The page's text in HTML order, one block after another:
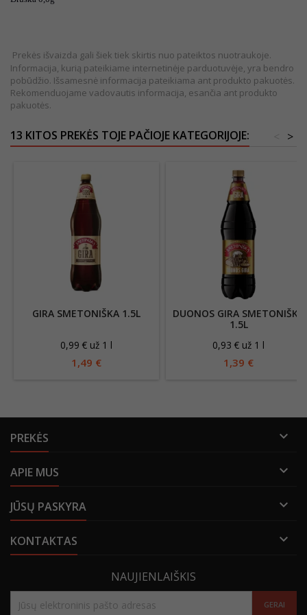
Prekės išvaizda gali šiek tiek skirtis nuo pateiktos nuotraukoje.
Informacija, kurią pateikiame internetinėje parduotuvėje, yra bendro
pobūdžio. Išsamesnė informacija pateikiama ant produkto pakuotės.
Rekomenduojame vadovautis informacija, esančia ant produkto
pakuotės.
13 KITOS PREKĖS TOJE PAČIOJE KATEGORIJOJE: >
GIRA SMETONIŠKA 1.5L
0,99 € už 1 l
1,49 €
DUONOS GIRA SMETONIŠKA
1.5L
0,93 € už 1 l
1,39 €
PREKĖS 
APIE MUS 
JŪSŲ PASKYRA 
KONTAKTAS 
NAUJIENLAIŠKIS